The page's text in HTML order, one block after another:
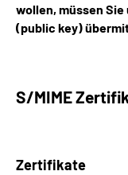
wollen, müssen
(public key)
S/MIME
Zertifikate